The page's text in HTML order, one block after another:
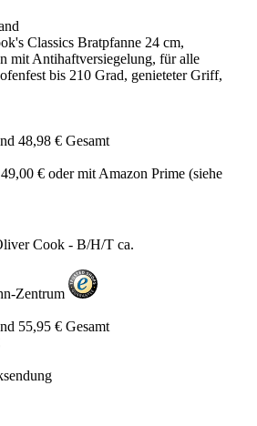
Classics Bratpfanne 24 cm,
mit Antihaftversiegelung, für alle
bis 210 Grad, genieteter Griff,
48,98 € Gesamt
€ oder mit Amazon Prime (siehe
Cook - B/H/T ca.
55,95 € Gesamt